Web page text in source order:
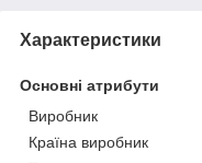
Характеристики
Основні атрибути
Виробник
Країна виробник